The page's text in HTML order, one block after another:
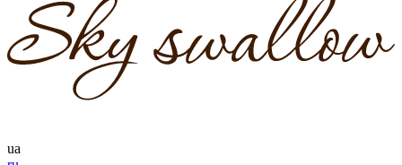
ua